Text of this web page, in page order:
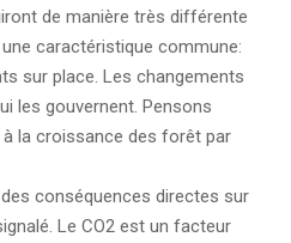
de manière très différente
caractéristique commune:
sur place. Les changements
les gouvernent. Pensons
la croissance des forêt par
conséquences directes sur
Le CO2 est un facteur